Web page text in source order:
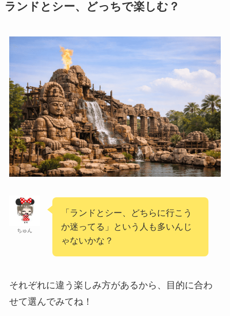
ランドとシー、どっちで楽しむ？
ちゅん
「ランドとシー、どちらに行こう
か迷ってる」という人も多いんじ
ゃないかな？
それぞれに違う楽しみ方があるから、目的に合わ
せて選んでみてね！